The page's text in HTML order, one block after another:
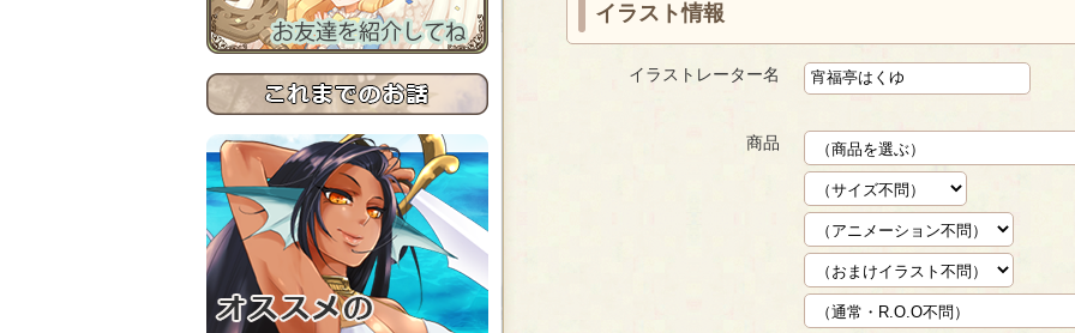
イラスト情報
イラストレーター名
商品